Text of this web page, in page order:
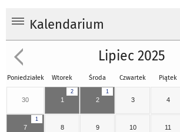
Kalendarium
Lipiec 2025
Poniedziałek Wtorek Środa Czwartek Piątek
30
2
1
1
2 3 4
1
7 8 9 10 11